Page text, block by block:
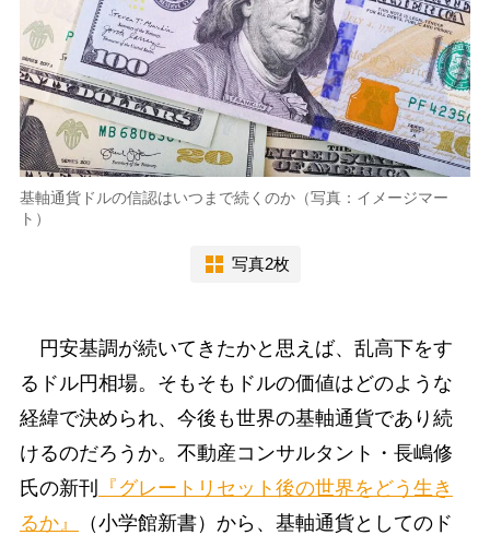
基軸通貨ドルの信認はいつまで続くのか（写真：イメージマー
ト）
写真2枚
円安基調が続いてきたかと思えば、乱高下をす
るドル円相場。そもそもドルの価値はどのような
経緯で決められ、今後も世界の基軸通貨であり続
けるのだろうか。不動産コンサルタント・長嶋修
氏の新刊
『グレートリセット後の世界をどう生き
るか』
（小学館新書）から、基軸通貨としてのド